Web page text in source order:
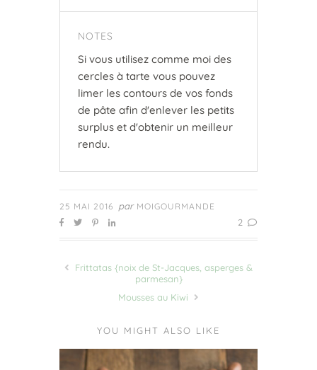
NOTES
Si vous utilisez comme moi des
cercles à tarte vous pouvez
limer les contours de vos fonds
de pâte afin d'enlever les petits
surplus et d'obtenir un meilleur
rendu.
25 MAI 2016 par MOIGOURMANDE
2
Frittatas {noix de St-Jacques, asperges &
parmesan}
Mousses au Kiwi
YOU MIGHT ALSO LIKE